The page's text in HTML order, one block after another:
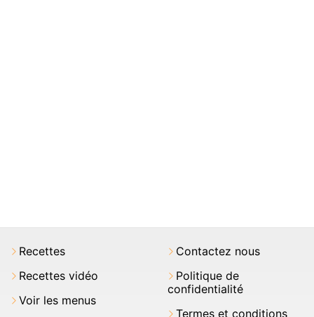
Recettes
Recettes vidéo
Voir les menus
Contactez nous
Politique de
confidentialité
Termes et conditions